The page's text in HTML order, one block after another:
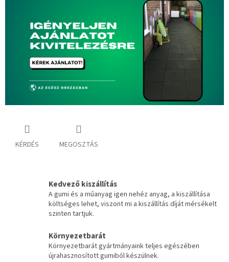
KÉRDÉS MEGOSZTÁS
Kedvező kiszállítás
A gumi és a műanyag igen nehéz anyag, a kiszállítása
költséges lehet, viszont mi a kiszállítás díját mérsékelt
szinten tartjuk.
Környezetbarát
Környezetbarát gyártmányaink teljes egészében
újrahasznosított gumiból készülnek.